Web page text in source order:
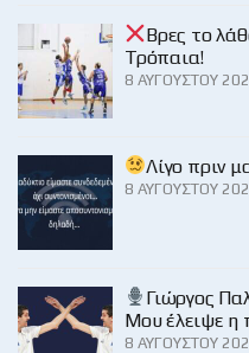
Βρες το
Τρόπαια!
8 ΑΥΓΟΎΣΤΟΥ
Λίγο πριν
8 ΑΥΓΟΎΣΤΟΥ
Γιώργος
Μου έλειψε η
8 ΑΥΓΟΎΣΤΟΥ